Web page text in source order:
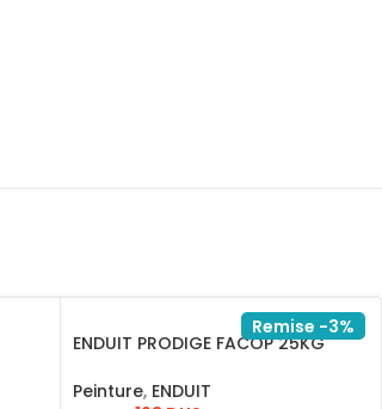
Remise -3%
ENDUIT PRODIGE FACOP 25KG
Peinture, ENDUIT